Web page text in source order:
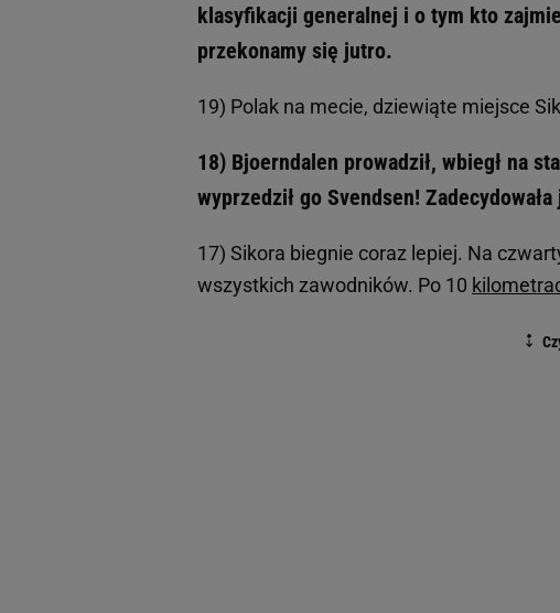
klasyfikacji generalnej i o tym kto
przekonamy się jutro.
19) Polak na mecie, dziewiąte miejsce
18) Bjoerndalen prowadził, wbiegł na
wyprzedził go Svendsen!
17) Sikora biegnie coraz lepiej. Na
wszystkich zawodników. Po 10